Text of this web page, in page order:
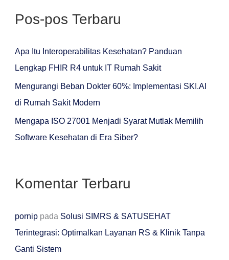
n
u
k
:
Pos-pos Terbaru
Apa Itu Interoperabilitas Kesehatan? Panduan
Lengkap FHIR R4 untuk IT Rumah Sakit
Mengurangi Beban Dokter 60%: Implementasi SKI.AI
di Rumah Sakit Modern
Mengapa ISO 27001 Menjadi Syarat Mutlak Memilih
Software Kesehatan di Era Siber?
Komentar Terbaru
pornippada Solusi SIMRS & SATUSEHAT
Terintegrasi: Optimalkan Layanan RS & Klinik Tanpa
Ganti Sistem